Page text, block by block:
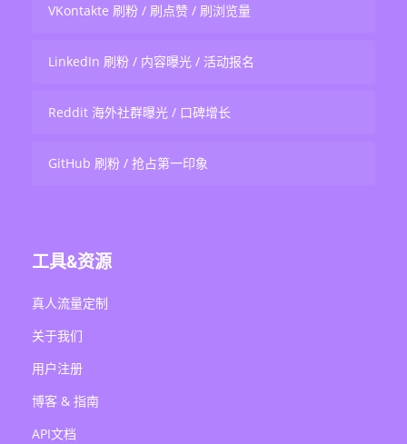
VKontakte 刷粉 / 刷点赞 / 刷浏览量
LinkedIn 刷粉 / 内容曝光 / 活动报名
Reddit 海外社群曝光 / 口碑增长
GitHub 刷粉 / 抢占第一印象
工具&资源
真人流量定制
关于我们
用户注册
博客 & 指南
API文档